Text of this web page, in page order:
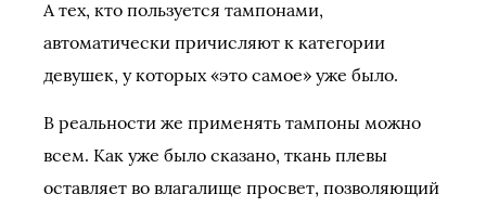
А тех, кто пользуется тампонами,
автоматически причисляют к категории
девушек, у которых «это самое» уже было.
В реальности же применять тампоны можно
всем. Как уже было сказано, ткань плевы
оставляет во влагалище просвет, позволяющий